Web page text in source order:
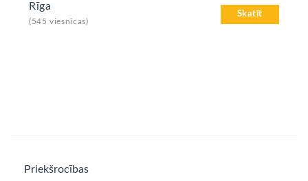
Skatīt
Rīga
(545 viesnīcas)
Priekšrocības